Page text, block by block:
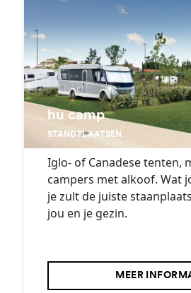
hu camp
STANDPLAATSEN
Iglo- of Canadese tenten,
campers met alkoof. Wat
je zult de juiste
jou en je gezin.
MEER